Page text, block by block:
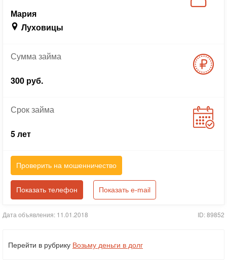
Мария
Луховицы
Суммазайма
300 руб.
Срокзайма
5 лет
Проверить на мошенничество
Показать телефон Показать e-mail
Дата объявления: 11.01.2018 ID: 89852
Перейти в рубрику Возьму деньги в долг